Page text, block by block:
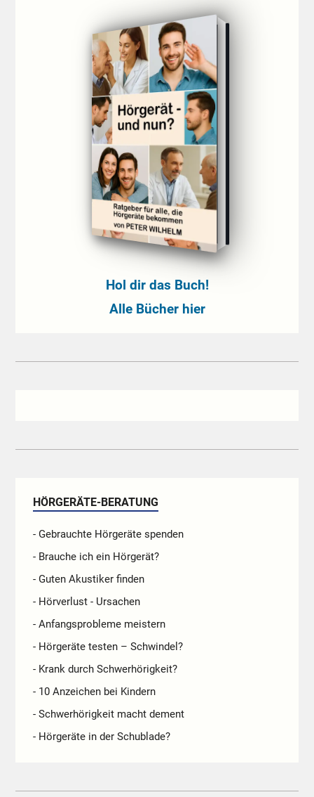
Hol dir das Buch!
Alle Bücher hier
HÖRGERÄTE-BERATUNG
- Gebrauchte Hörgeräte spenden
- Brauche ich ein Hörgerät?
- Guten Akustiker finden
- Hörverlust - Ursachen
- Anfangsprobleme meistern
- Hörgeräte testen – Schwindel?
- Krank durch Schwerhörigkeit?
- 10 Anzeichen bei Kindern
- Schwerhörigkeit macht dement
- Hörgeräte in der Schublade?